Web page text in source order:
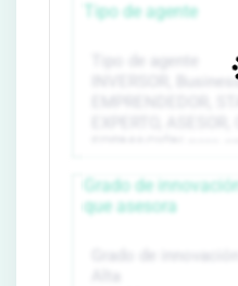
Tipo de agente
Grado de
que asesora